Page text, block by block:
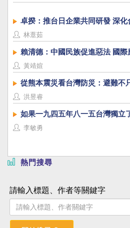
卓揆：推台日企業共同研發 深化
林薏茹
賴清德：中國民族促進惡法 國際
黃靖媗
從熊本震災看台灣防災：避難不
洪昱睿
如果一九四五年八一五台灣獨立
李敏勇
熱門搜尋
請輸入標題、作者等關鍵字